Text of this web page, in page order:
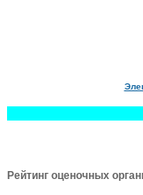
Рейтинг оценочных